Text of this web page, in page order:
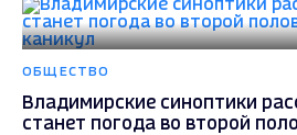
ОБЩЕСТВО
Владимирские синоптики
станет погода во второй